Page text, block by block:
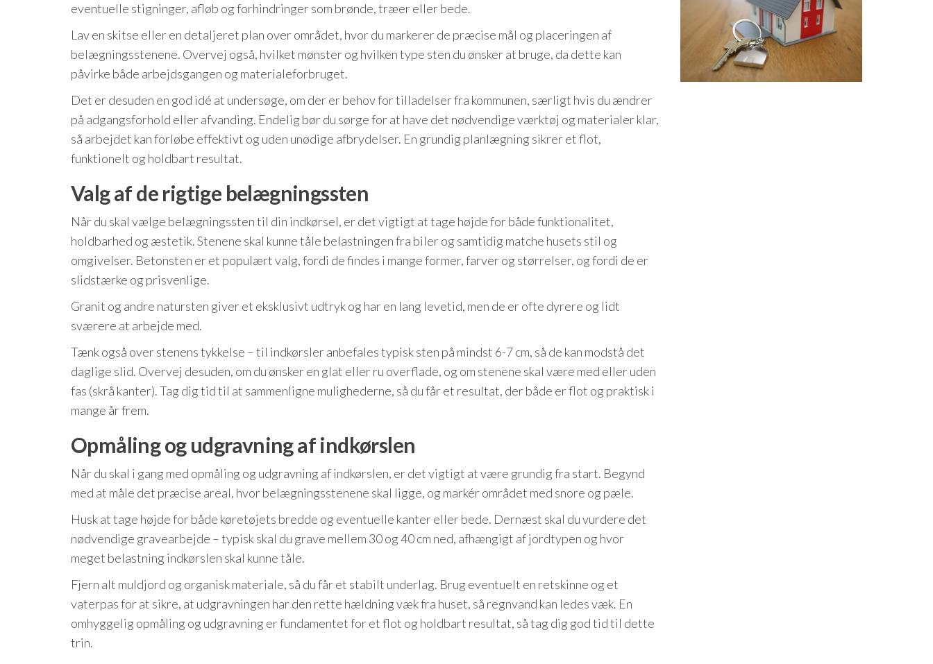
eventuelle stigninger, afløb og forhindringer som brønde, træer eller bede.
Lav en skitse eller en detaljeret plan over området, hvor du markerer de præcise mål og placeringen af
belægningsstenene. Overvej også, hvilket mønster og hvilken type sten du ønsker at bruge, da dette kan
påvirke både arbejdsgangen og materialeforbruget.
Det er desuden en god idé at undersøge, om der er behov for tilladelser fra kommunen, særligt hvis du ændrer
på adgangsforhold eller afvanding. Endelig bør du sørge for at have det nødvendige værktøj og materialer klar,
så arbejdet kan forløbe effektivt og uden unødige afbrydelser. En grundig planlægning sikrer et flot,
funktionelt og holdbart resultat.
Valg af de rigtige belægningssten
Når du skal vælge belægningssten til din indkørsel, er det vigtigt at tage højde for både funktionalitet,
holdbarhed og æstetik. Stenene skal kunne tåle belastningen fra biler og samtidig matche husets stil og
omgivelser. Betonsten er et populært valg, fordi de findes i mange former, farver og størrelser, og fordi de er
slidstærke og prisvenlige.
Granit og andre natursten giver et eksklusivt udtryk og har en lang levetid, men de er ofte dyrere og lidt
sværere at arbejde med.
Tænk også over stenens tykkelse – til indkørsler anbefales typisk sten på mindst 6-7 cm, så de kan modstå det
daglige slid. Overvej desuden, om du ønsker en glat eller ru overflade, og om stenene skal være med eller uden
fas (skrå kanter). Tag dig tid til at sammenligne mulighederne, så du får et resultat, der både er flot og praktisk i
mange år frem.
Opmåling og udgravning af indkørslen
Når du skal i gang med opmåling og udgravning af indkørslen, er det vigtigt at være grundig fra start. Begynd
med at måle det præcise areal, hvor belægningsstenene skal ligge, og markér området med snore og pæle.
Husk at tage højde for både køretøjets bredde og eventuelle kanter eller bede. Dernæst skal du vurdere det
nødvendige gravearbejde – typisk skal du grave mellem 30 og 40 cm ned, afhængigt af jordtypen og hvor
meget belastning indkørslen skal kunne tåle.
Fjern alt muldjord og organisk materiale, så du får et stabilt underlag. Brug eventuelt en retskinne og et
vaterpas for at sikre, at udgravningen har den rette hældning væk fra huset, så regnvand kan ledes væk. En
omhyggelig opmåling og udgravning er fundamentet for et flot og holdbart resultat, så tag dig god tid til dette
trin.